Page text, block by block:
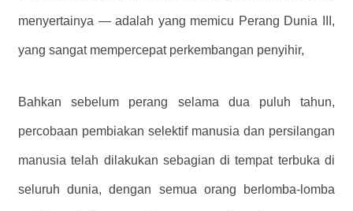
menyertainya — adalah yang memicu Perang Dunia III,
yang sangat mempercepat perkembangan penyihir,
Bahkan sebelum perang selama dua puluh tahun,
percobaan pembiakan selektif manusia dan persilangan
manusia telah dilakukan sebagian di tempat terbuka di
seluruh dunia, dengan semua orang berlomba-lomba